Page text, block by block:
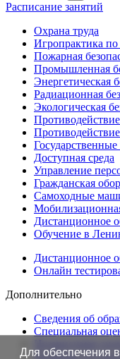
Расписание занятий
Охрана труда
Игропрактика по
Пожарная
Промышленная
Энергетическая
Радиационная
Экологическая
Доступная среда
Управление
Гражданская
Самоходные
Дистанционное
Обучение в
Дистанционное
Онлайн
Дополнительно
Сведения об
Cпециальная
Для обеспечения